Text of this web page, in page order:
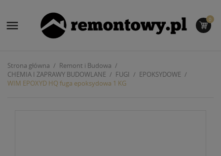
 0
Strona główna
Remont i Budowa
CHEMIA I ZAPRAWY BUDOWLANE
FUGI
EPOKSYDOWE
WIM EPOXYD HQ fuga epoksydowa 1 KG